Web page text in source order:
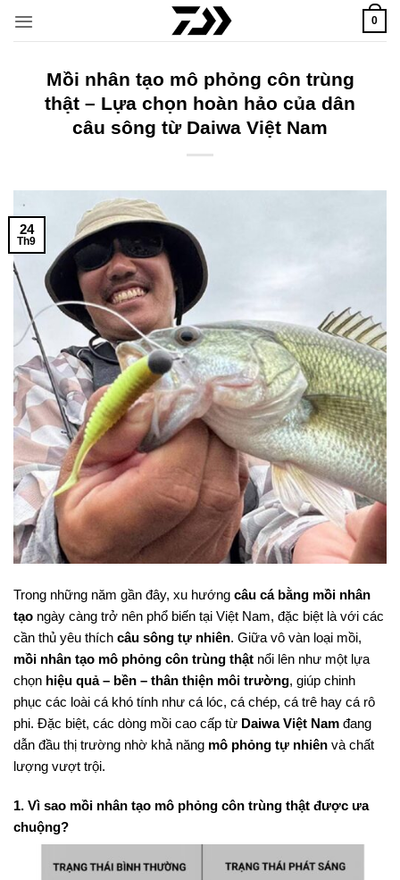
qua
0
Mồi nhân tạo mô phỏng côn trùng
thật – Lựa chọn hoàn hảo của dân
câu sông từ Daiwa Việt Nam
24
Th9
Trong những năm gần đây, xu hướng câu cá bằng mồi nhân
tạo ngày càng trở nên phổ biến tại Việt Nam, đặc biệt là với các
cần thủ yêu thích câu sông tự nhiên. Giữa vô vàn loại mồi,
mồi nhân tạo mô phỏng côn trùng thật nổi lên như một lựa
chọn hiệu quả – bền – thân thiện môi trường, giúp chinh
phục các loài cá khó tính như cá lóc, cá chép, cá trê hay cá rô
phi. Đặc biệt, các dòng mồi cao cấp từ Daiwa Việt Nam đang
dẫn đầu thị trường nhờ khả năng mô phỏng tự nhiên và chất
lượng vượt trội.
1. Vì sao mồi nhân tạo mô phỏng côn trùng thật được ưa
chuộng?